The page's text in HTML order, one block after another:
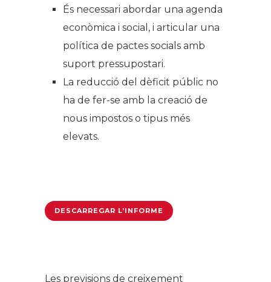
És necessari abordar una agenda
econòmica i social, i articular una
política de pactes socials amb
suport pressupostari.
La reducció del dèficit públic no
ha de fer-se amb la creació de
nous impostos o tipus més
elevats.
DESCARREGAR L’INFORME
Les previsions de creixement